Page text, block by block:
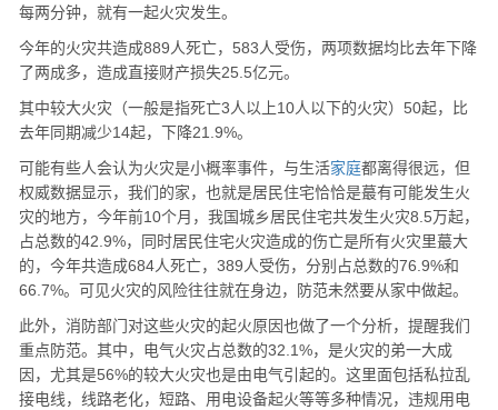
每两分钟，就有一起火灾发生。
今年的火灾共造成889人死亡，583人受伤，两项数据均比去年下降
了两成多，造成直接财产损失25.5亿元。
其中较大火灾（一般是指死亡3人以上10人以下的火灾）50起，比
去年同期减少14起，下降21.9%。
可能有些人会认为火灾是小概率事件，与生活家庭都离得很远，但
权威数据显示，我们的家，也就是居民住宅恰恰是蕞有可能发生火
灾的地方，今年前10个月，我国城乡居民住宅共发生火灾8.5万起，
占总数的42.9%，同时居民住宅火灾造成的伤亡是所有火灾里蕞大
的，今年共造成684人死亡，389人受伤，分别占总数的76.9%和
66.7%。可见火灾的风险往往就在身边，防范未然要从家中做起。
此外，消防部门对这些火灾的起火原因也做了一个分析，提醒我们
重点防范。其中，电气火灾占总数的32.1%，是火灾的弟一大成
因，尤其是56%的较大火灾也是由电气引起的。这里面包括私拉乱
接电线，线路老化，短路、用电设备起火等等多种情况，违规用电